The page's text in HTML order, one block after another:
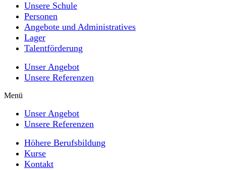
Unsere Schule
Personen
Angebote und Administratives
Lager
Talentförderung
Unser Angebot
Unsere Referenzen
Menü
Unser Angebot
Unsere Referenzen
Höhere Berufsbildung
Kurse
Kontakt